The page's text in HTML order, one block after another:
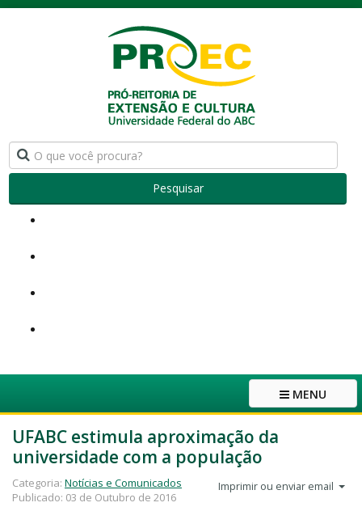
Pesquisar
MENU
UFABC estimula aproximação da
universidade com a população
Imprimir ou enviar email
Categoria: Notícias e Comunicados
Publicado: 03 de Outubro de 2016